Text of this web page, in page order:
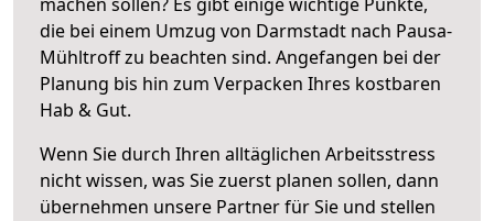
die bei einem Umzug von Darmstadt nach Pausa-
Mühltroff zu beachten sind. Angefangen bei der
Planung bis hin zum Verpacken Ihres kostbaren
Hab & Gut.
Wenn Sie durch Ihren alltäglichen Arbeitsstress
nicht wissen, was Sie zuerst planen sollen, dann
übernehmen unsere Partner für Sie und stellen